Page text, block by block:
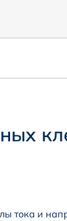
тока и